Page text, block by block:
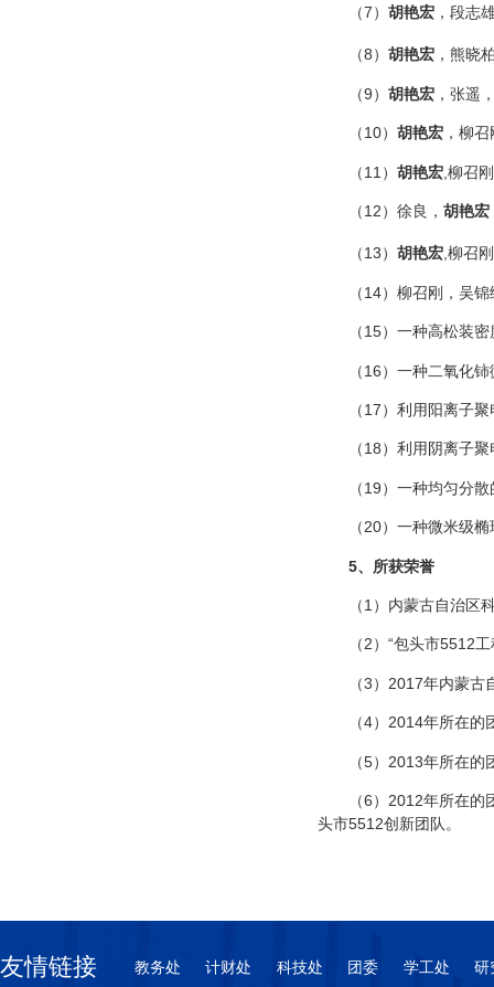
（7） 胡艳宏 ，段志
（8） 胡艳宏 ，熊晓
（9） 胡艳宏 ，张遥
（10） 胡艳宏 ，柳
（11） 胡艳宏 ,柳召
（12）徐良， 胡艳宏
（13） 胡艳宏,柳召
（14）柳召刚，吴
（15）一种高松装
（16）一种二氧化
（17）利用阳离子
（18）利用阴离子
（19）一种均匀分
（20）一种微米级
5、所获荣誉
（1）内蒙古自治区
（2）“包头市5512
（3）2017年内蒙古
（4）2014年所在
（5）2013年所在
（6）2012年所在
头市5512创新团队。
友情链接 教务处 计财处 科技处 团委 学工处 研